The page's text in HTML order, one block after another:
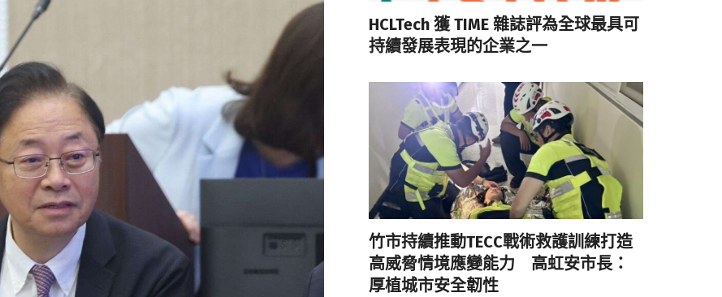
HCLTech 獲 TIME 雜誌評為全球最具可
持續發展表現的企業之一
竹市持續推動TECC戰術救護訓練打造
高威脅情境應變能力 高虹安市長：
厚植城市安全韌性